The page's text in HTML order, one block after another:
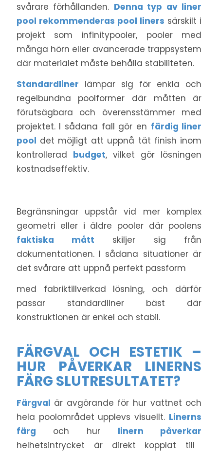
svårare förhållanden. Denna typ av liner
pool rekommenderas pool liners särskilt i
projekt som infinitypooler, pooler med
många hörn eller avancerade trappsystem
där materialet måste behålla stabiliteten.
Standardliner lämpar sig för enkla och
regelbundna poolformer där måtten är
förutsägbara och överensstämmer med
projektet. I sådana fall gör en färdig liner
pool det möjligt att uppnå tät finish inom
kontrollerad budget, vilket gör lösningen
kostnadseffektiv.
Begränsningar uppstår vid mer komplex
geometri eller i äldre pooler där poolens
faktiska mått skiljer sig från
dokumentationen. I sådana situationer är
det svårare att uppnå perfekt passform
med fabriktillverkad lösning, och därför
passar standardliner bäst där
konstruktionen är enkel och stabil.
FÄRGVAL OCH ESTETIK –
HUR PÅVERKAR LINERNS
FÄRG SLUTRESULTATET?
Färgval är avgörande för hur vattnet och
hela poolområdet upplevs visuellt. Linerns
färg och hur linern påverkar
helhetsintrycket är direkt kopplat till